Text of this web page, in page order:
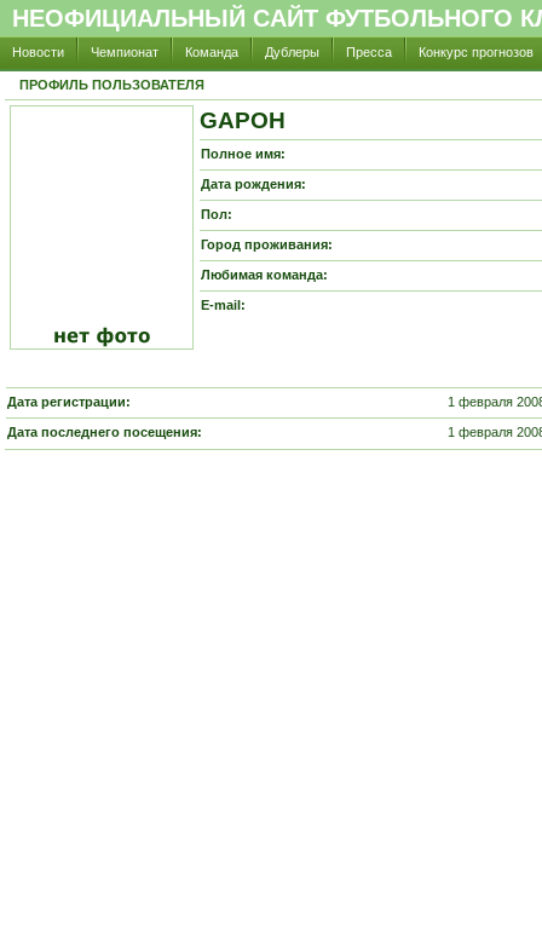
НЕОФИЦИАЛЬНЫЙ САЙТ ФУТБОЛЬНОГО
Новости Чемпионат Команда Дублеры Пресса Конкурс прогнозов
ПРОФИЛЬ ПОЛЬЗОВАТЕЛЯ
GAPOH
Полное имя:
Дата рождения:
Пол:
Город проживания:
Любимая команда:
E-mail:
Дата регистрации: 1 февраля
Дата последнего посещения: 1 февраля